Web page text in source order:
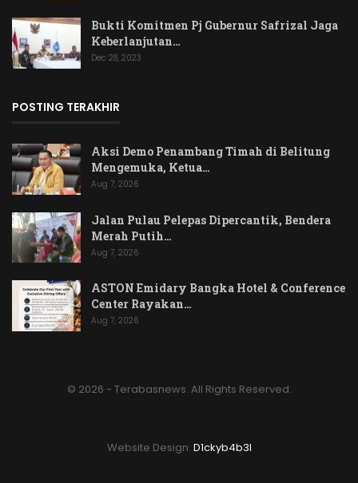
Bukti Komitmen Pj Gubernur Safrizal Jaga
Keberlanjutan…
Dec 28, 2023
POSTING TERAKHIR
Aksi Demo Penambang Timah di Belitung
Mengemuka, Ketua…
Aug 7, 2026
Jalan Pulau Pelepas Dipercantik, Bendera
Merah Putih…
Aug 7, 2026
ASTON Emidary Bangka Hotel & Conference
Center Rayakan…
Aug 7, 2026
© 2026 - Terabasnews. All Rights Reserved.
Website Design: D1ckyb4b3l